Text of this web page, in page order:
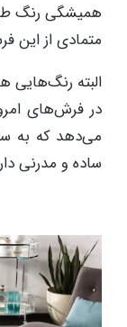
همیشگی رنگ
متمادی از این
البته رنگ‌هایی
در فرش‌های
می‌دهد که به
ساده و مدرنی